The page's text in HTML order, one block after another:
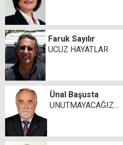
Faruk Sayılır
UCUZ HAYATLAR
Ünal Başusta
UNUTMAYACAĞIZ…